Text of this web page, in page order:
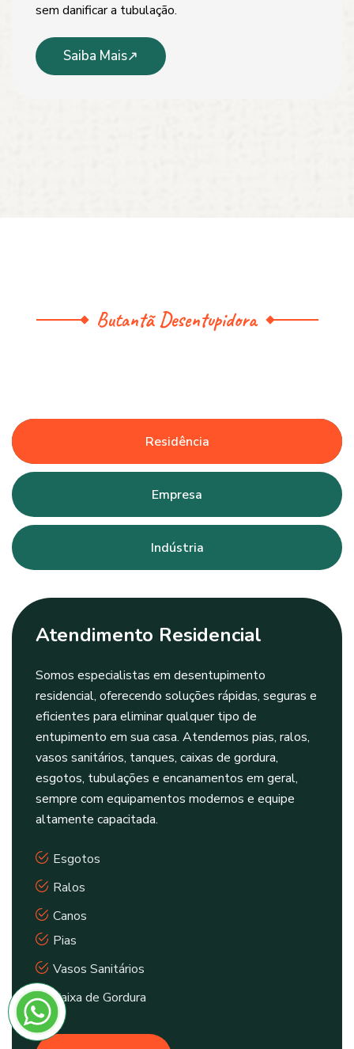
sem danificar a tubulação.
Saiba Mais
Butantã Desentupidora
Residência
Empresa
Indústria
Atendimento Residencial
Somos especialistas em desentupimento
residencial, oferecendo soluções rápidas, seguras e
eficientes para eliminar qualquer tipo de
entupimento em sua casa. Atendemos pias, ralos,
vasos sanitários, tanques, caixas de gordura,
esgotos, tubulações e encanamentos em geral,
sempre com equipamentos modernos e equipe
altamente capacitada.
Esgotos
Ralos
Canos
Pias
Vasos Sanitários
Caixa de Gordura